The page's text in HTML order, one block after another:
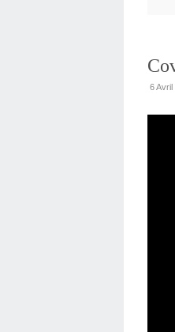
6 Avril